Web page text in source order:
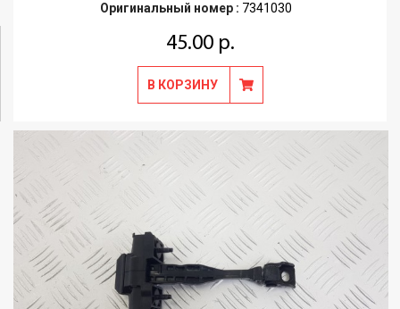
Оригинальный номер : 7341030
45.00 р.
В КОРЗИНУ